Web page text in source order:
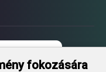
fokozására